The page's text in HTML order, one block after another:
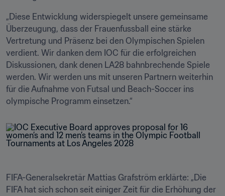
„Diese Entwicklung widerspiegelt unsere gemeinsame
Überzeugung, dass der Frauenfussball eine stärke
Vertretung und Präsenz bei den Olympischen Spielen
verdient. Wir danken dem IOC für die erfolgreichen
Diskussionen, dank denen LA28 bahnbrechende Spiele
werden. Wir werden uns mit unseren Partnern weiterhin
für die Aufnahme von Futsal und Beach-Soccer ins
olympische Programm einsetzen.“
FIFA-Generalsekretär Mattias Grafström erklärte: „Die
FIFA hat sich schon seit einiger Zeit für die Erhöhung der